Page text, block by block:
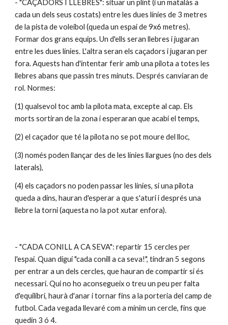
- "CAÇADORS I LLEBRES": situar un plint (i un matalàs a
cada un dels seus costats) entre les dues línies de 3 metres
de la pista de voleibol (queda un espai de 9x6 metres).
Formar dos grans equips. Un d'ells seran llebres i jugaran
entre les dues línies. L'altra seran els caçadors i jugaran per
fora. Aquests han d'intentar ferir amb una pilota a totes les
llebres abans que passin tres minuts. Després canviaran de
rol. Normes:
(1) qualsevol toc amb la pilota mata, excepte al cap. Els
morts sortiran de la zona i esperaran que acabi el temps,
(2) el caçador que té la pilota no se pot moure del lloc,
(3) només poden llançar des de les línies llargues (no des dels
laterals),
(4) els caçadors no poden passar les línies, si una pilota
queda a dins, hauran d'esperar a que s'aturi i després una
llebre la torni (aquesta no la pot xutar enfora).
- "CADA CONILL A CA SEVA": repartir 15 cercles per
l'espai. Quan digui "cada conill a ca seva!", tindran 5 segons
per entrar a un dels cercles, que hauran de compartir si és
necessari. Qui no ho aconsegueix o treu un peu per falta
d'equilibri, haurà d'anar i tornar fins a la porteria del camp de
futbol. Cada vegada llevaré com a mínim un cercle, fins que
quedin 3 ó 4.